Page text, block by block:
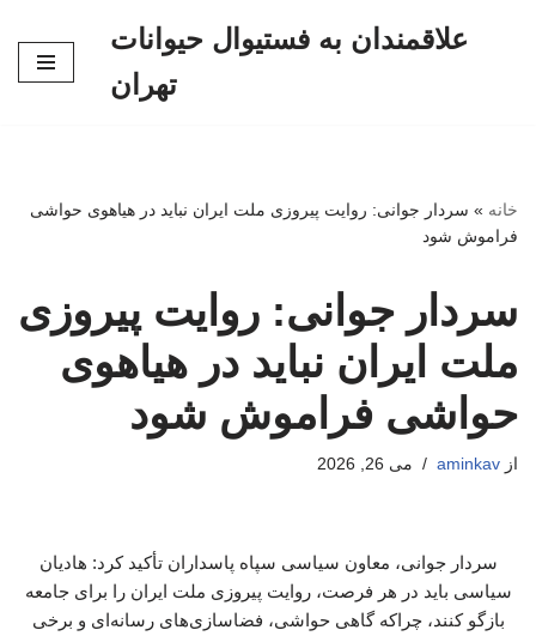
علاقمندان به فستیوال حیوانات
تهران
خانه » سردار جوانی: روایت پیروزی ملت ایران نباید در هیاهوی حواشی
فراموش شود
سردار جوانی: روایت پیروزی
ملت ایران نباید در هیاهوی
حواشی فراموش شود
از aminkav می 26, 2026
سردار جوانی، معاون سیاسی سپاه پاسداران تأکید کرد: هادیان
سیاسی باید در هر فرصت، روایت پیروزی ملت ایران را برای جامعه
بازگو کنند، چراکه گاهی حواشی، فضاسازی‌های رسانه‌ای و برخی